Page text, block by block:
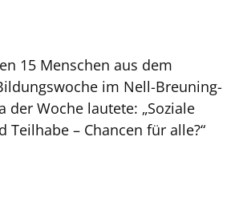
15 Menschen aus dem
im Nell-Breuning-
der Woche lautete: „Soziale
Teilhabe – Chancen für alle?“